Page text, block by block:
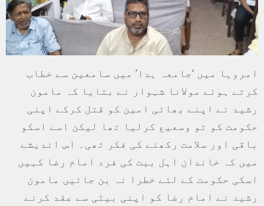
امروہا میں ‘جامعہ ہدا’ میں سامعین سے خطاب
کرتے ہوئے مولانا شہوار نے بتایا کہ مامون
رشید نے اپنے بھائی امین کو قتل کرکے اپنی
حکومت کو تو وسعیع کرلیا تھا لیکن اسے اسکو
باقی اور سلامت رکھنے کی فکر تھی۔ اس اندیشے
میں کہ خاندان اہل بیت کی فرد امام رضا کہیں
اسکی حکومت کے لئے خطرا نہ بن جائیں مامون
رشید نے امام رضا کو اپنی بیٹی سے عقد کرنے